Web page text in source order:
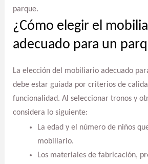
parque.
¿Cómo elegir el
adecuado para un
La elección del mobiliario adecuado
debe estar guiada por criterios de
funcionalidad. Al seleccionar tronos y
considera lo siguiente:
La edad y el número de niños
mobiliario.
Los materiales de fabricación,